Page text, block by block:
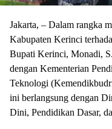
Jakarta, – Dalam rangka
Kabupaten Kerinci
Bupati Kerinci, Monadi,
dengan Kementerian
Teknologi
ini berlangsung dengan
Dini, Pendidikan Dasar,